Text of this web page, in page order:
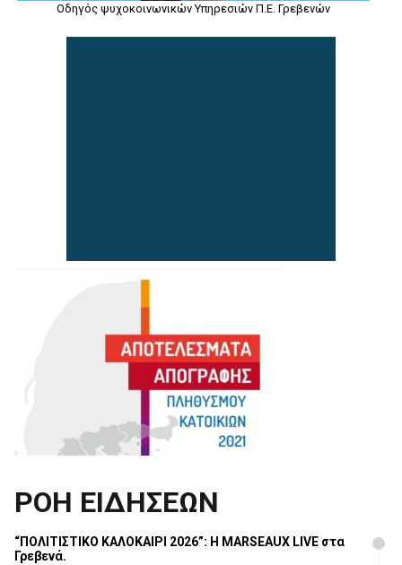
Οδηγός ψυχοκοινωνικών Υπηρεσιών Π.Ε. Γρεβενών
ΡΟΗ ΕΙΔΗΣΕΩΝ
“ΠΟΛΙΤΙΣΤΙΚΟ ΚΑΛΟΚΑΙΡΙ 2026”: Η MARSEAUX LIVE στα
Γρεβενά.